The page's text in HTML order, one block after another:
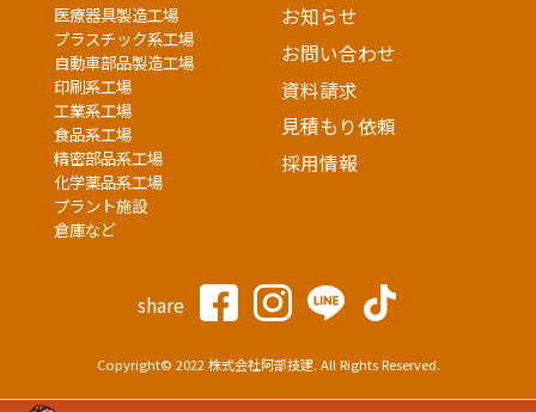
医療器具製造工場
プラスチック系工場
自動車部品製造工場
印刷系工場
工業系工場
食品系工場
精密部品系工場
化学薬品系工場
プラント施設
倉庫など
お知らせ
お問い合わせ
資料請求
見積もり依頼
採用情報
share
Copyright© 2022 株式会社阿部技建. All Rights Reserved.